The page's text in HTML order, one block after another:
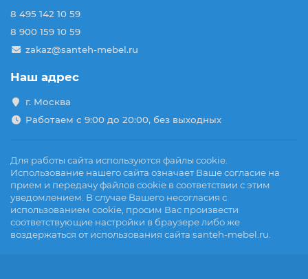
8 495 142 10 59
8 900 159 10 59
zakaz@santeh-mebel.ru
Наш адрес
г. Москва
Работаем с 9:00 до 20:00, без выходных
Для работы сайта используются файлы cookie.
Использование нашего сайта означает Ваше согласие на
прием и передачу файлов cookie в соответствии с этим
уведомлением. В случае Вашего несогласия с
использованием cookie, просим Вас произвести
соответствующие настройки в браузере либо же
воздержаться от использования сайта santeh-mebel.ru.